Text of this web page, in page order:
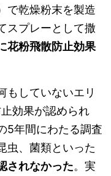
で乾燥粉末を製造
スプレーとして撒
花粉飛散防止効果
もしていないエリ
効果が認められ
5年間にわたる調査
虫、菌類といった
されなかった。実